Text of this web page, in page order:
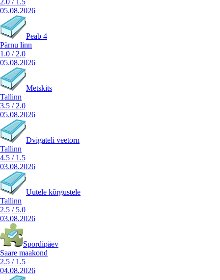
05.08.2026
Peab 4
Pärnu linn
1.0 / 2.0
05.08.2026
Metskits
Tallinn
3.5 / 2.0
05.08.2026
Dvigateli veetorn
Tallinn
4.5 / 1.5
03.08.2026
Uutele kõrgustele
Tallinn
2.5 / 5.0
03.08.2026
Spordipäev
Saare maakond
2.5 / 1.5
04.08.2026